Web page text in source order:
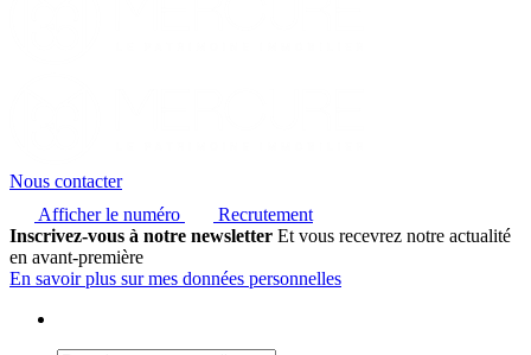
Nous contacter
Afficher le numéro
Recrutement
Inscrivez-vous à notre newsletter Et vous recevrez notre actualité
en avant-première
En savoir plus sur mes données personnelles